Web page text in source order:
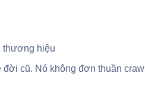
thương hiệu
cũ. Nó không đơn thuần